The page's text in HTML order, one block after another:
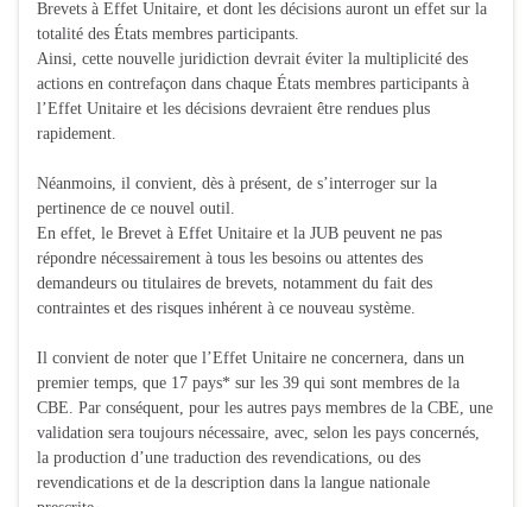
Brevets à Effet Unitaire, et dont les décisions auront un effet sur la
totalité des États membres participants.
Ainsi, cette nouvelle juridiction devrait éviter la multiplicité des
actions en contrefaçon dans chaque États membres participants à
l’Effet Unitaire et les décisions devraient être rendues plus
rapidement.
Néanmoins, il convient, dès à présent, de s’interroger sur la
pertinence de ce nouvel outil.
En effet, le Brevet à Effet Unitaire et la JUB peuvent ne pas
répondre nécessairement à tous les besoins ou attentes des
demandeurs ou titulaires de brevets, notamment du fait des
contraintes et des risques inhérent à ce nouveau système.
Il convient de noter que l’Effet Unitaire ne concernera, dans un
premier temps, que 17 pays* sur les 39 qui sont membres de la
CBE. Par conséquent, pour les autres pays membres de la CBE, une
validation sera toujours nécessaire, avec, selon les pays concernés,
la production d’une traduction des revendications, ou des
revendications et de la description dans la langue nationale